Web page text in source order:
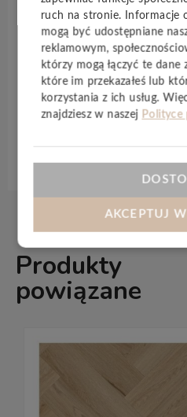
synchroniczna paneli
drewna, a dziękiwysokiej
podłogi
SWISS KRONO
Wodoodpornepanele
można się zrelaksować i
Produkty
powiązane
ruch na stronie. Informacje
mogą być udostępniane
reklamowym,
którzy mogą łączyć te
które im przekazałeś lub
korzystania z ich usług.
znajdziesz w naszej Polityce
AKCEPTUJ